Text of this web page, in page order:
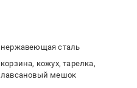
нержавеющая сталь
корзина, кожух, тарелка,
лавсановый мешок